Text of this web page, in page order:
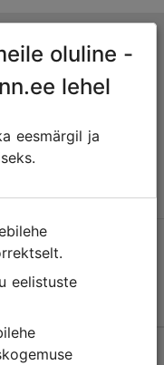
oluline -
lehel
eesmärgil ja